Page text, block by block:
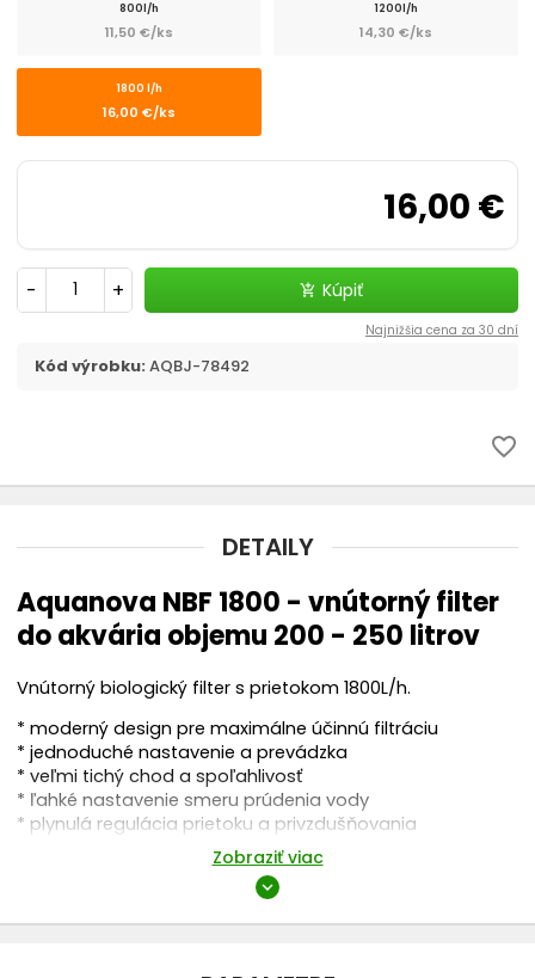
800l/h
11,50 €/ks
1200l/h
14,30 €/ks
1800 l/h
16,00 €/ks
16,00 €
- + add_shopping_cart Kúpiť
Najnižšia cena za 30 dní
Kód výrobku: AQBJ-78492
favorite_border
DETAILY
Aquanova NBF 1800 - vnútorný filter
do akvária objemu 200 - 250 litrov
Vnútorný biologický filter s prietokom 1800L/h.
* moderný design pre maximálne účinnú filtráciu
* jednoduché nastavenie a prevádzka
* veľmi tichý chod a spoľahlivosť
* ľahké nastavenie smeru prúdenia vody
* plynulá regulácia prietoku a privzdušňovania
* obsahuje roztrekovaciu trubicu, čierny biomolitan,
Technické parametre vnútorného filtra
Zobraziť viac
expand_more